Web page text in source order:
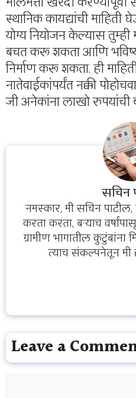
स्थानिक कायद्यांची माहिती
योग्य नियोजन केल्यास तुम्ही
बचत करू शकता आणि
निर्माण करू शकता. ही
नातेवाईकांपर्यंत नक्की
जी अनेकांना लाखो
सचिन
नमस्कार, मी सचिन
करता करता, बऱ्याच
ग्रामीण भागातील कुटुंबांना
त्याच संकल्पनेतून
Leave a